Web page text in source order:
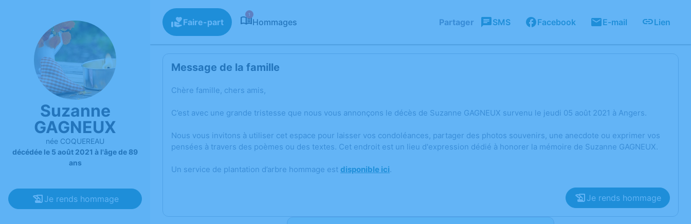
Suzanne
GAGNEUX
née COQUEREAU
décédée le 5 août 2021 à l'âge de 89
ans
Je rends hommage
Faire-part
1
Hommages Partager SMS Facebook E-mail Lien
Message de la famille
Chère famille, chers amis,
C’est avec une grande tristesse que nous vous annonçons le décès de Suzanne GAGNEUX survenu le jeudi 05 août 2021 à Angers.
Nous vous invitons à utiliser cet espace pour laisser vos condoléances, partager des photos souvenirs, une anecdote ou exprimer vos
pensées à travers des poèmes ou des textes. Cet endroit est un lieu d'expression dédié à honorer la mémoire de Suzanne GAGNEUX.
Un service de plantation d’arbre hommage est disponible ici.
Je rends hommage